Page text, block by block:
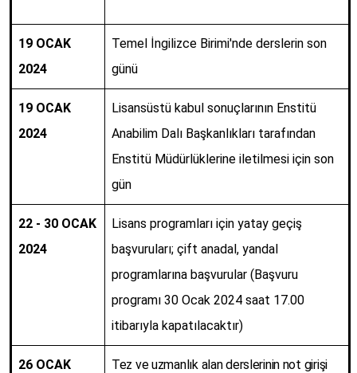
19 OCAK
2024
Temel İngilizce Birimi'nde derslerin son
günü
19 OCAK
2024
Lisansüstü kabul sonuçlarının Enstitü
Anabilim Dalı Başkanlıkları tarafından
Enstitü Müdürlüklerine iletilmesi için son
gün
22 - 30 OCAK
2024
Lisans programları için yatay geçiş
başvuruları; çift anadal, yandal
programlarına başvurular (Başvuru
programı 30 Ocak 2024 saat 17.00
itibarıyla kapatılacaktır)
26 OCAK
Tez ve uzmanlık alan derslerinin not girişi